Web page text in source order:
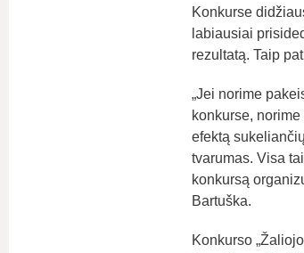
Konkurse
labiausiai
rezultatą. Taip
„Jei norime
konkurse,
efektą
tvarumas. Visa
konkursą
Bartuška.
Konkurso